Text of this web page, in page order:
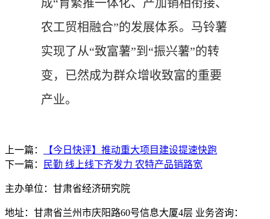
成“育繁推一体化、产加销相衔接、
农工贸相融合”的发展体系。马铃薯
实现了从“致富薯”到“振兴薯”的转
变，已然成为群众增收致富的重要
产业。
上一篇：
【今日快评】推动重大项目建设提速快跑
下一篇：
民勤 线上线下齐发力 农特产品销路宽
主办单位：甘肃省经济研究院
地址：甘肃省兰州市庆阳路60号信息大厦4层 业务咨询：